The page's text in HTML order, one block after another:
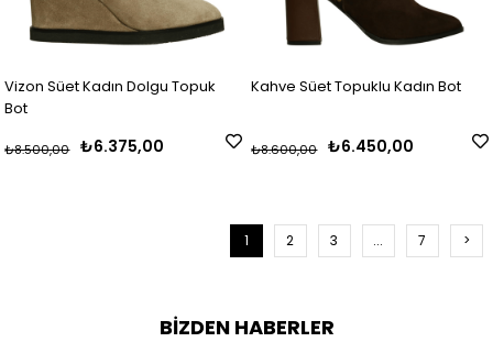
Vizon Süet Kadın Dolgu Topuk
Bot
₺6.375,00
₺8.500,00
Kahve Süet Topuklu Kadın Bot
₺6.450,00
₺8.600,00
1 2 3 ... 7 >
BIZDEN HABERLER